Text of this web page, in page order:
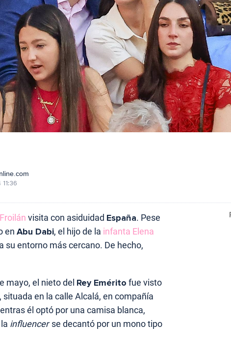
Froilán visita con asiduidad España. Pese
en Abu Dabi, el hijo de la infanta Elena
su entorno más cercano. De hecho,
mayo, el nieto del Rey Emérito fue visto
, situada en la calle Alcalá, en compañía
él optó por una camisa blanca,
influencerse decantó por un mono tipo